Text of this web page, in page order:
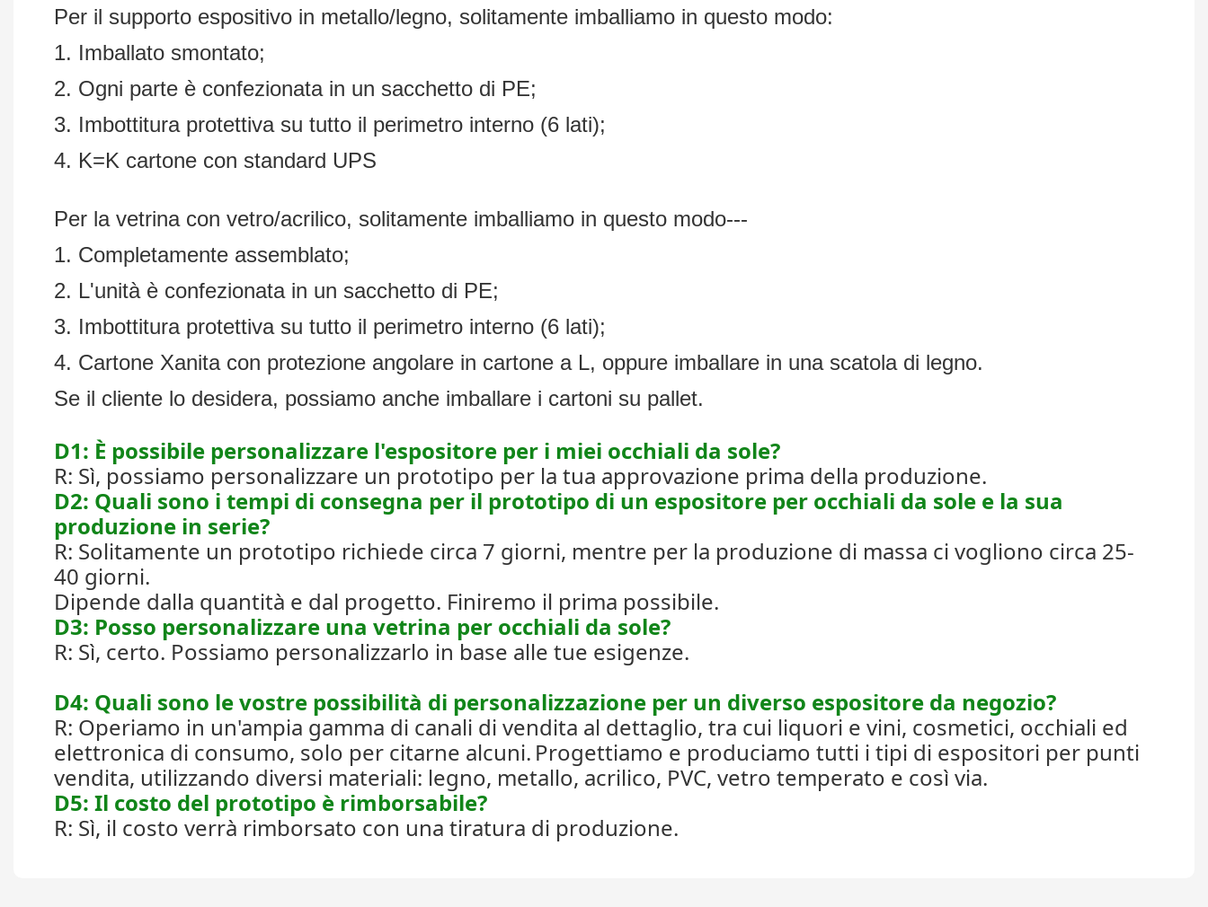
Per il supporto espositivo in metallo/legno, solitamente imballiamo in questo modo:
1. Imballato smontato;
2. Ogni parte è confezionata in un sacchetto di PE;
3. Imbottitura protettiva su tutto il perimetro interno (6 lati);
4. K=K cartone con standard UPS
Per la vetrina con vetro/acrilico, solitamente imballiamo in questo modo---
1. Completamente assemblato;
2. L'unità è confezionata in un sacchetto di PE;
3. Imbottitura protettiva su tutto il perimetro interno (6 lati);
4. Cartone Xanita con protezione angolare in cartone a L, oppure imballare in una scatola di legno.
Se il cliente lo desidera, possiamo anche imballare i cartoni su pallet.
D1: È possibile personalizzare l'espositore per i miei occhiali da sole?
R: Sì, possiamo personalizzare un prototipo per la tua approvazione prima della produzione.
D2: Quali sono i tempi di consegna per il prototipo di un espositore per occhiali da sole e la sua
produzione in serie?
R: Solitamente un prototipo richiede circa 7 giorni, mentre per la produzione di massa ci vogliono circa 25-
40 giorni.
Dipende dalla quantità e dal progetto. Finiremo il prima possibile.
D3: Posso personalizzare una vetrina per occhiali da sole?
R: Sì, certo. Possiamo personalizzarlo in base alle tue esigenze.
D4: Quali sono le vostre possibilità di personalizzazione per un diverso espositore da negozio?
R: Operiamo in un'ampia gamma di canali di vendita al dettaglio, tra cui liquori e vini, cosmetici, occhiali ed
elettronica di consumo, solo per citarne alcuni. Progettiamo e produciamo tutti i tipi di espositori per punti
vendita, utilizzando diversi materiali: legno, metallo, acrilico, PVC, vetro temperato e così via.
D5: Il costo del prototipo è rimborsabile?
R: Sì, il costo verrà rimborsato con una tiratura di produzione.